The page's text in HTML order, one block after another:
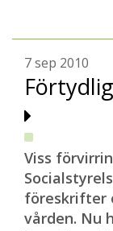
7 sep 2010
Viss
föreskrifter
vården. Nu